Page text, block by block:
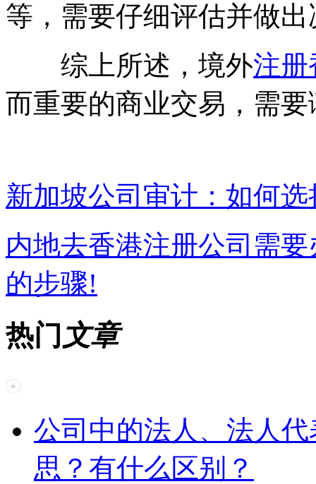
等，需要仔细评估并做出
综上所述，境外注册
而重要的商业交易，需
新加坡公司审计：如何
内地去香港注册公司需
的步骤!
热门 文章
公司中的法人、法人
思？有什么区别？